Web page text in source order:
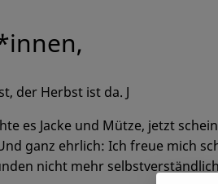
der Herbst ist da. J
es Jacke und Mütze, jetzt
ganz ehrlich: Ich freue mich
nicht mehr